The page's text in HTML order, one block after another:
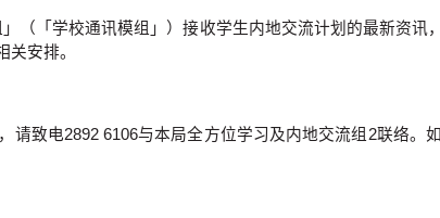
（「学校通讯模组」）接收学生内地交流计划的最新资讯
安排。
致电2892 6106与本局全方位学习及内地交流组2联络。